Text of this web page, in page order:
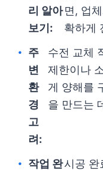
리 알아
보기:
면, 업
확하게
주
변
환
경
고
려:
수전 교체
제한이나
게 양해를
을 만드는
작업 완시공 완